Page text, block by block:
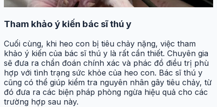
Tham khảo ý kiến bác sĩ thú y
Cuối cùng, khi heo con bị tiêu chảy nặng, việc tham
khảo ý kiến của bác sĩ thú y là rất cần thiết. Chuyên gia
sẽ đưa ra chẩn đoán chính xác và phác đồ điều trị phù
hợp với tình trạng sức khỏe của heo con. Bác sĩ thú y
cũng có thể giúp kiểm tra nguyên nhân gây tiêu chảy, từ
đó đưa ra các biện pháp phòng ngừa hiệu quả cho các
trường hợp sau này.